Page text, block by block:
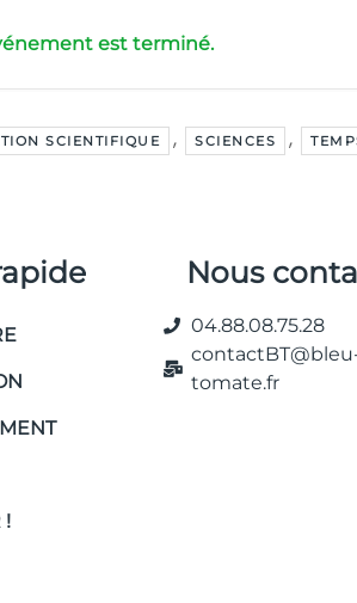
est terminé.
SCIENTIFIQUE , SCIENCES ,
!
Nous
04.88.08.75.28
tomate.fr